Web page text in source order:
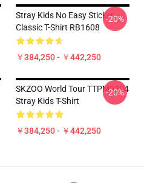
Stray Kids No Easy Sticker
Classic T-Shirt RB1608
￥384,250 - ￥442,250
-20%
SKZOO World Tour TTPM0204
Stray Kids T-Shirt
￥384,250 - ￥442,250
-20%